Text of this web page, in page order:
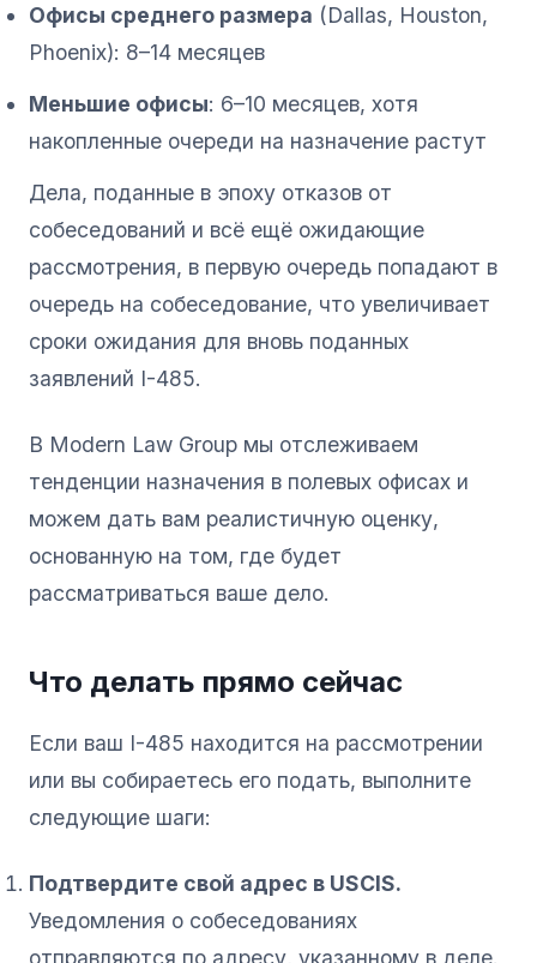
Офисы среднего размера (Dallas, Houston,
Phoenix): 8–14 месяцев
Меньшие офисы: 6–10 месяцев, хотя
накопленные очереди на назначение растут
Дела, поданные в эпоху отказов от
собеседований и всё ещё ожидающие
рассмотрения, в первую очередь попадают в
очередь на собеседование, что увеличивает
сроки ожидания для вновь поданных
заявлений I-485.
В Modern Law Group мы отслеживаем
тенденции назначения в полевых офисах и
можем дать вам реалистичную оценку,
основанную на том, где будет
рассматриваться ваше дело.
Что делать прямо сейчас
Если ваш I-485 находится на рассмотрении
или вы собираетесь его подать, выполните
следующие шаги:
Подтвердите свой адрес в USCIS.
Уведомления о собеседованиях
отправляются по адресу, указанному в деле.